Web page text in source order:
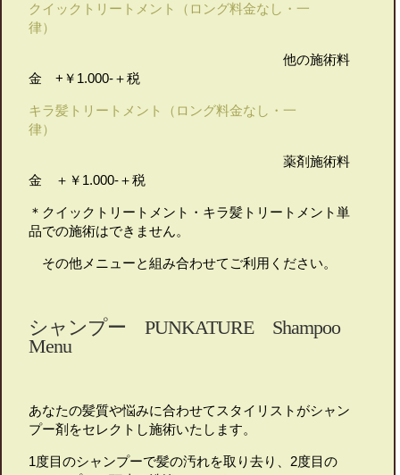
クイックトリートメント（ロング料金なし・一
律）
他の施術料
金 +￥1.000-＋税
キラ髪トリートメント（ロング料金なし・一
律）
薬剤施術料
金 ＋￥1.000-＋税
＊クイックトリートメント・キラ髪トリートメント単
品での施術はできません。
その他メニューと組み合わせてご利用ください。
シャンプー PUNKATURE Shampoo
Menu
あなたの髪質や悩みに合わせてスタイリストがシャン
プー剤をセレクトし施術いたします。
1度目のシャンプーで髪の汚れを取り去り、2度目の